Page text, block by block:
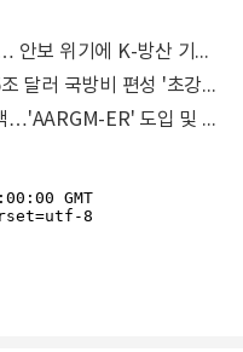
영국, 국방비 GDP 3% 증액 압박… 안보 위기에 K-방산 기회 오나
“힘들고 위험한 시기” 트럼프, 1.5조 달러 국방비 편성 '초강수'
노르웨이, 국방비 118억 달러 증액…'AARGM-ER' 도입 및 해군력 강화 급피치